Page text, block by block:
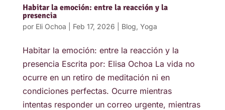
Habitar la emoción: entre la reacción y la
presencia
por Eli Ochoa Feb 17, 2026 Blog, Yoga
Habitar la emoción: entre la reacción y la
presencia Escrita por: Elisa Ochoa La vida no
ocurre en un retiro de meditación ni en
condiciones perfectas. Ocurre mientras
intentas responder un correo urgente, mientras